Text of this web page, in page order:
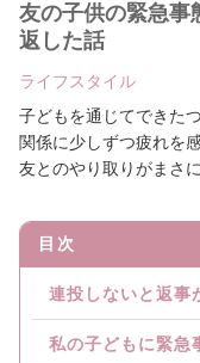
友の子供の緊急事
返した話
ライフスタイル
子どもを通じてできた
関係に少しずつ疲れを
友とのやり取りがまさ
目次
連投しないと返事
私の子どもに緊急